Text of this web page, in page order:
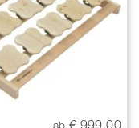
ab € 999,00